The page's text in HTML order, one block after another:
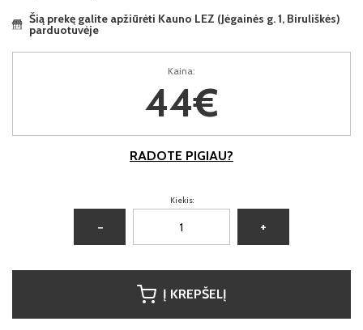
Šią prekę galite apžiūrėti Kauno LEZ (Jėgainės g. 1, Biruliškės)
parduotuvėje
Kaina:
44€
RADOTE PIGIAU?
Kiekis:
− +
Į KREPŠELĮ